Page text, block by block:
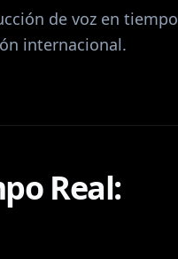
de voz en tiempo
internacional.
Real: